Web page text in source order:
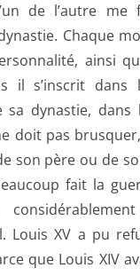
de l’autre me
Chaque
ainsi
il s’inscrit dans
sa dynastie, dans
doit pas
son père ou de
fait la
Louis XV a pu
que Louis XIV